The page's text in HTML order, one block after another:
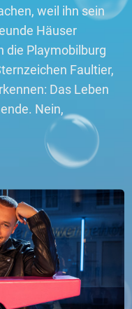
weil ihn sein
Häuser
die Playmobilburg
Faultier,
Das Leben
Nein,